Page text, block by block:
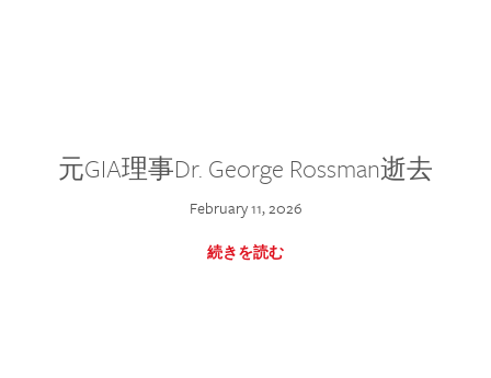
元GIA理事Dr. George Rossman逝去
February 11, 2026
続きを読む